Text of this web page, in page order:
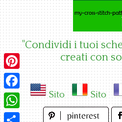
"Condividi i tuoi
creati con
Sito Sito
Pinterest
Facebook
WhatsApp